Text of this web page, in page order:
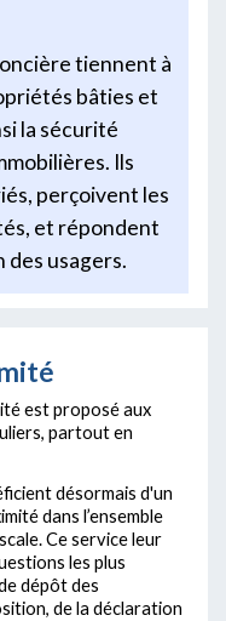
tiennent à
bâties et
la sécurité
Ils
perçoivent les
et répondent
des usagers.
est proposé aux
partout en
désormais d'un
dans l’ensemble
Ce service leur
les plus
dépôt des
de la déclaration